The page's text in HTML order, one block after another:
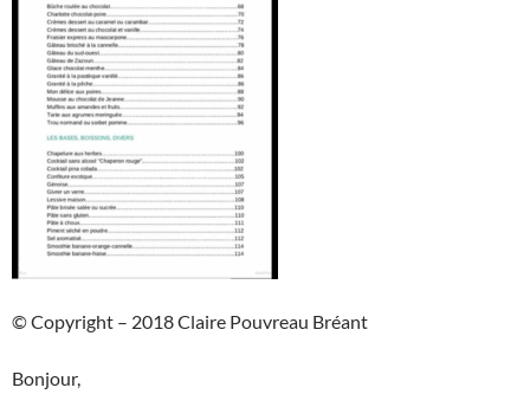
© Copyright – 2018 Claire Pouvreau Bréant
Bonjour,